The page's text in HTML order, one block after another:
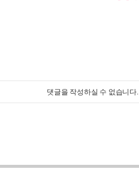
댓글을 작성하실 수 없습니다.